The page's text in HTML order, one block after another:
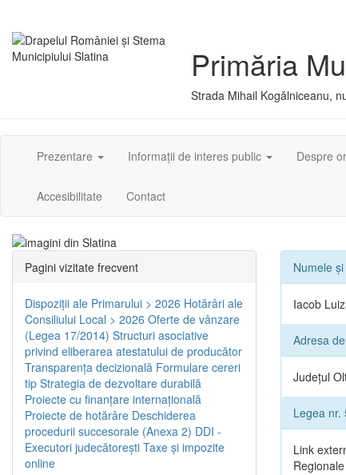
Primăria
Strada Mihail Kogălniceanu,
Prezentare Informații de interes public Despre
Accesibilitate Contact
Numele
Iacob
Adresa
Județul
Legea nr.
Link
Pagini vizitate frecvent
Dispoziţii ale Primarului > 2026 Hotărâri ale
Consiliului Local > 2026 Oferte de vânzare
(Legea 17/2014) Structuri asociative
privind eliberarea atestatului de producător
Transparenţa decizională Formulare cereri
tip Strategia de dezvoltare durabilă
Proiecte cu finanţare internaţională
Proiecte de hotărâre Deschiderea
procedurii succesorale (Anexa 2) DDI -
Executori judecătorești Taxe şi impozite
online